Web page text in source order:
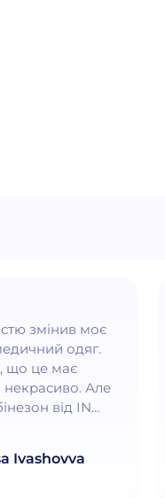
змінив моє
одяг.
що це має
некрасиво. Але
від IN
з першого
сидить, а
Я
сфері
Ivashovva